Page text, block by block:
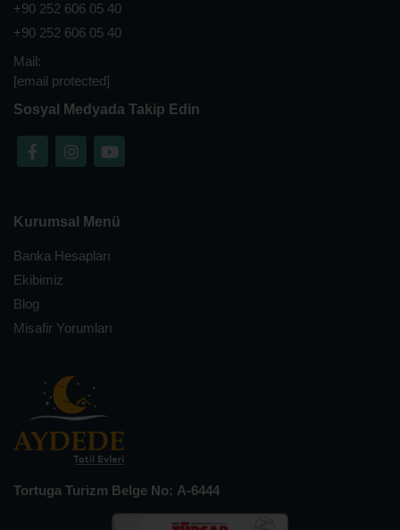
+90 252 606 05 40
+90 252 606 05 40
Mail:
[email protected]
Sosyal Medyada Takip Edin
Kurumsal Menü
Banka Hesapları
Ekibimiz
Blog
Misafir Yorumları
Tortuga Turizm Belge No: A-6444